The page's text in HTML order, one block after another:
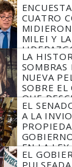
CUATRO
MILEI Y
LA
SOMBRAS
NUEVA
SOBRE EL
QUE
MARIDO
EL
A LA
EN LA
FUEGO
EL